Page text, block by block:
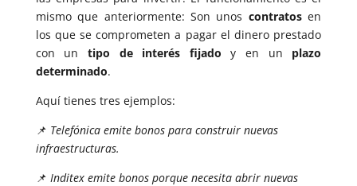
mismo que anteriormente: Son unos contratosen
los que se comprometen a pagar el dinero prestado
con un tipo de interés fijado y en un plazo
determinado.
Aquí tienes tres ejemplos:
📌 Telefónica emite bonos para construir nuevas
infraestructuras.
📌 Inditex emite bonos porque necesita abrir nuevas